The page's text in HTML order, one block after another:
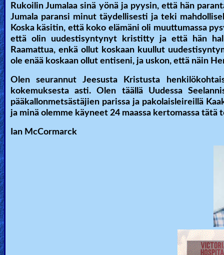
Rukoilin Jumalaa sinä yönä ja pyysin, että hän
Jumala paransi minut täydellisesti ja teki
Koska käsitin, että koko elämäni oli muuttumassa
että olin uudestisyntynyt kristitty ja että hän
Raamattua, enkä ollut koskaan kuullut
ole enää koskaan ollut entiseni, ja uskon, että näin
Olen seurannut Jeesusta Kristusta
kokemuksesta asti. Olen täällä Uudessa
pääkallonmetsästäjien parissa ja pakolaisleireillä
ja minä olemme käyneet 24 maassa kertomassa tätä
Ian McCormarck